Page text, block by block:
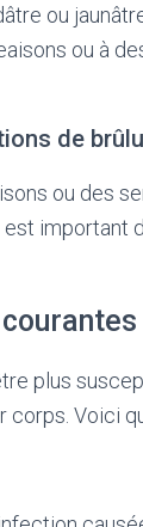
ou
ou à
de
ou des
important
plus
corps. Voici